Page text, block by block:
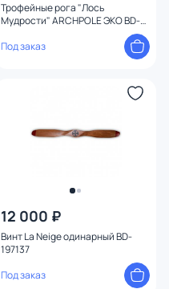
Трофейные рога "Лось
Мудрости" ARCHPOLE ЭКО BD-
Под заказ
12 000 ₽
Винт La Neige одинарный BD-
197137
Под заказ